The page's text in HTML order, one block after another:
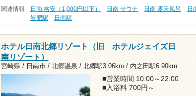
関連情報 日南 格安（1,000円以下） 日南 サウナ 日南 露天風呂
日
飫肥駅
日南駅
ホテル日南北郷リゾート（旧 ホテルジェイズ日
南リゾート）
宮崎県 / 日南市 / 北郷温泉 / 北郷駅3.06km / 内之田駅6.90km
■営業時間 10:00～22:00
■入浴料 700円～